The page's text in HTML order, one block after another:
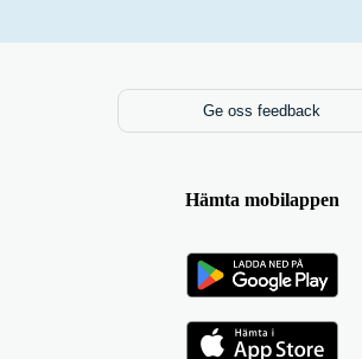
Ge oss feedback
Hämta mobilappen